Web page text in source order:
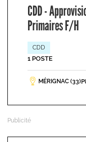
CDD -
Primaires F/H
CDD
1 POSTE
MÉRIGNAC (33)